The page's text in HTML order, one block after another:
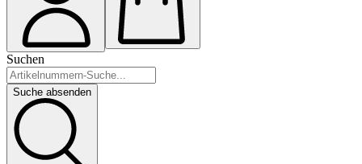
Suchen
Suche absenden